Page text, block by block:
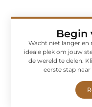
Begin
Wacht niet langer en
ideale plek om jouw
de wereld te delen.
eerste stap